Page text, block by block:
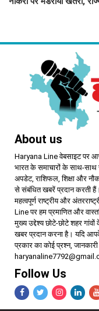
About us
Haryana Line वेबसाइट पर
भारत के समाचारों के साथ-
अपडेट, राशिफल, शिक्षा और
से संबंधित खबरें प्रदान करती
महत्वपूर्ण राष्ट्रीय और
Line पर हम प्रमाणित और
मुख्य उद्देश्य छोटे-छोटे शहर
खबर प्रदान करना है। यदि
प्रकार का कोई प्रश्न,
Follow Us